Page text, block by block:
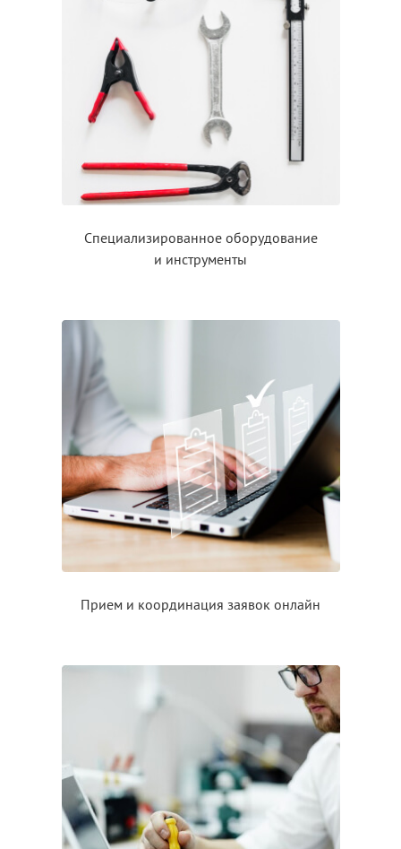
Специализированное оборудование
и инструменты
Прием и координация заявок онлайн